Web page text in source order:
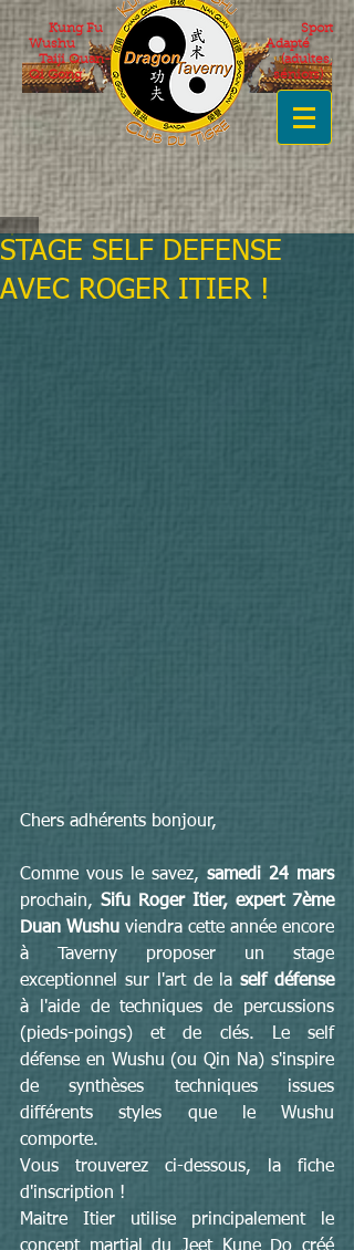
Kung Fu
Wushu
Taiji Quan-
Qi Gong
Sport
Adapté
(adultes,
séniors)
STAGE SELF DEFENSE
AVEC ROGER ITIER !
Chers adhérents bonjour,
Comme vous le savez, samedi 24 mars
prochain, Sifu Roger Itier, expert 7ème
Duan Wushu viendra cette année encore
à Taverny proposer un stage
exceptionnel sur l'art de la self défense
à l'aide de techniques de percussions
(pieds-poings) et de clés. Le self
défense en Wushu (ou Qin Na) s'inspire
de synthèses techniques issues
différents styles que le Wushu
comporte.
Vous trouverez ci-dessous, la fiche
d'inscription !
Maitre Itier utilise principalement le
concept martial du Jeet Kune Do créé